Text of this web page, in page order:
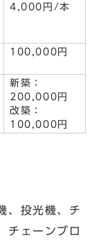
4,000円/本
100,000円
新築：
200,000円
改築：
100,000円
、投光機、チ
チェーンブロ